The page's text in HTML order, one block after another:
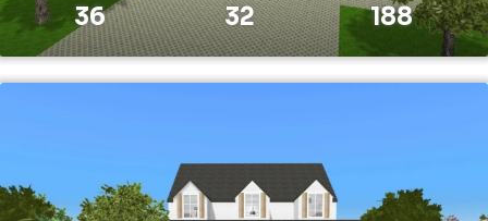
36 32 188